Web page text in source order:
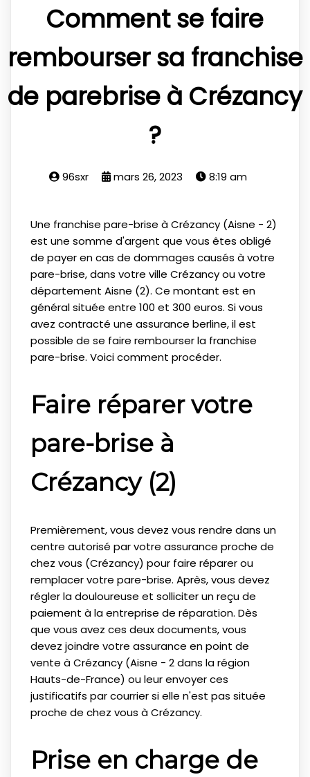
Comment se faire
rembourser sa franchise
de parebrise à Crézancy
?
96sxr mars 26, 2023 8:19 am
Une franchise pare-brise à Crézancy (Aisne - 2)
est une somme d'argent que vous êtes obligé
de payer en cas de dommages causés à votre
pare-brise, dans votre ville Crézancy ou votre
département Aisne (2). Ce montant est en
général située entre 100 et 300 euros. Si vous
avez contracté une assurance berline, il est
possible de se faire rembourser la franchise
pare-brise. Voici comment procéder.
Faire réparer votre
pare-brise à
Crézancy (2)
Premièrement, vous devez vous rendre dans un
centre autorisé par votre assurance proche de
chez vous (Crézancy) pour faire réparer ou
remplacer votre pare-brise. Après, vous devez
régler la douloureuse et solliciter un reçu de
paiement à la entreprise de réparation. Dès
que vous avez ces deux documents, vous
devez joindre votre assurance en point de
vente à Crézancy (Aisne - 2 dans la région
Hauts-de-France) ou leur envoyer ces
justificatifs par courrier si elle n'est pas située
proche de chez vous à Crézancy.
Prise en charge de